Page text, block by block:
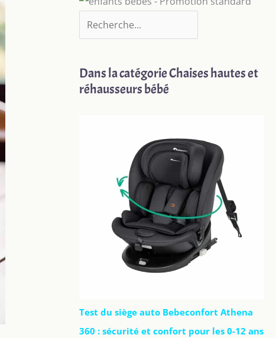
Dans la catégorie Chaises hautes et
réhausseurs bébé
Test du siège auto Bebeconfort Athena
360 : sécurité et confort pour les 0-12 ans